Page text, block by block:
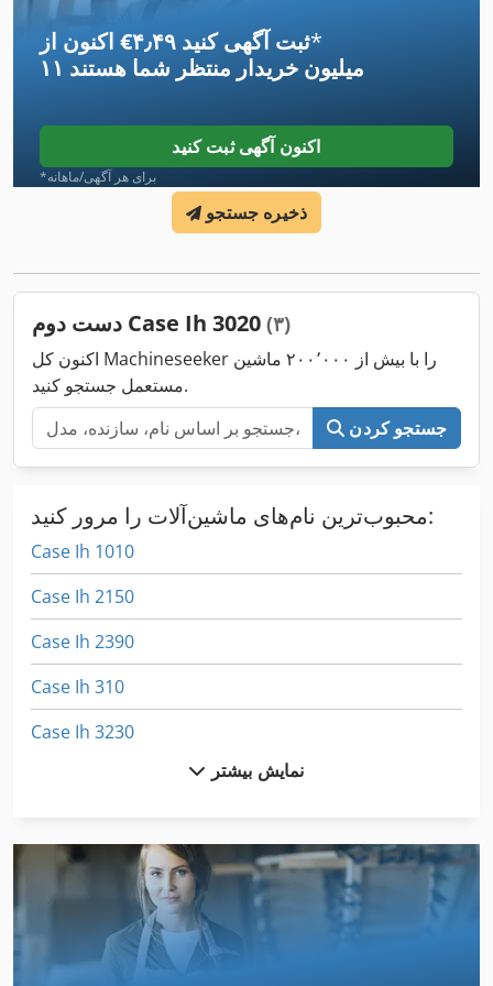
اکنون از ‎€۴٫۴۹ ثبت آگهی کنید*
۱۱ میلیون خریدار منتظر شما هستند
اکنون آگهی ثبت کنید
*برای هر آگهی/ماهانه
ذخیره جستجو
دست دوم Case Ih 3020 (۳)
اکنون کل Machineseeker را با بیش از ۲۰۰٬۰۰۰ ماشین
مستعمل جستجو کنید.
جستجو کردن
محبوب‌ترین نام‌های ماشین‌آلات را مرور کنید:
Case Ih 1010
Case Ih 2150
Case Ih 2390
Case Ih 310
Case Ih 3230
Case Ih 3594
Case Ih 4420
نمایش بیشتر